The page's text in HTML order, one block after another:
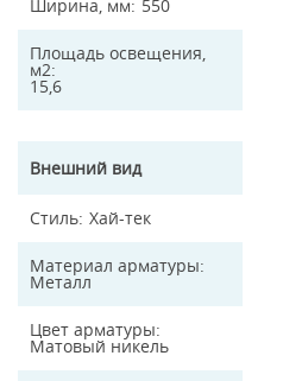
Ширина, мм 550
Площадь освещения,
м2
15,6
Внешний вид
Стиль Хай-тек
Материал арматуры
Металл
Цвет арматуры
Матовый никель